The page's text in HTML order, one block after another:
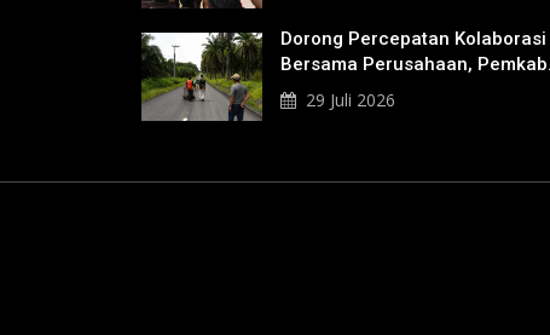
Dorong Percepatan Kolaborasi
Bersama Perusahaan, Pemkab
Bakal Tangani Jalan KITB -
Sungai Rawa Yang Rusak
29 Juli 2026